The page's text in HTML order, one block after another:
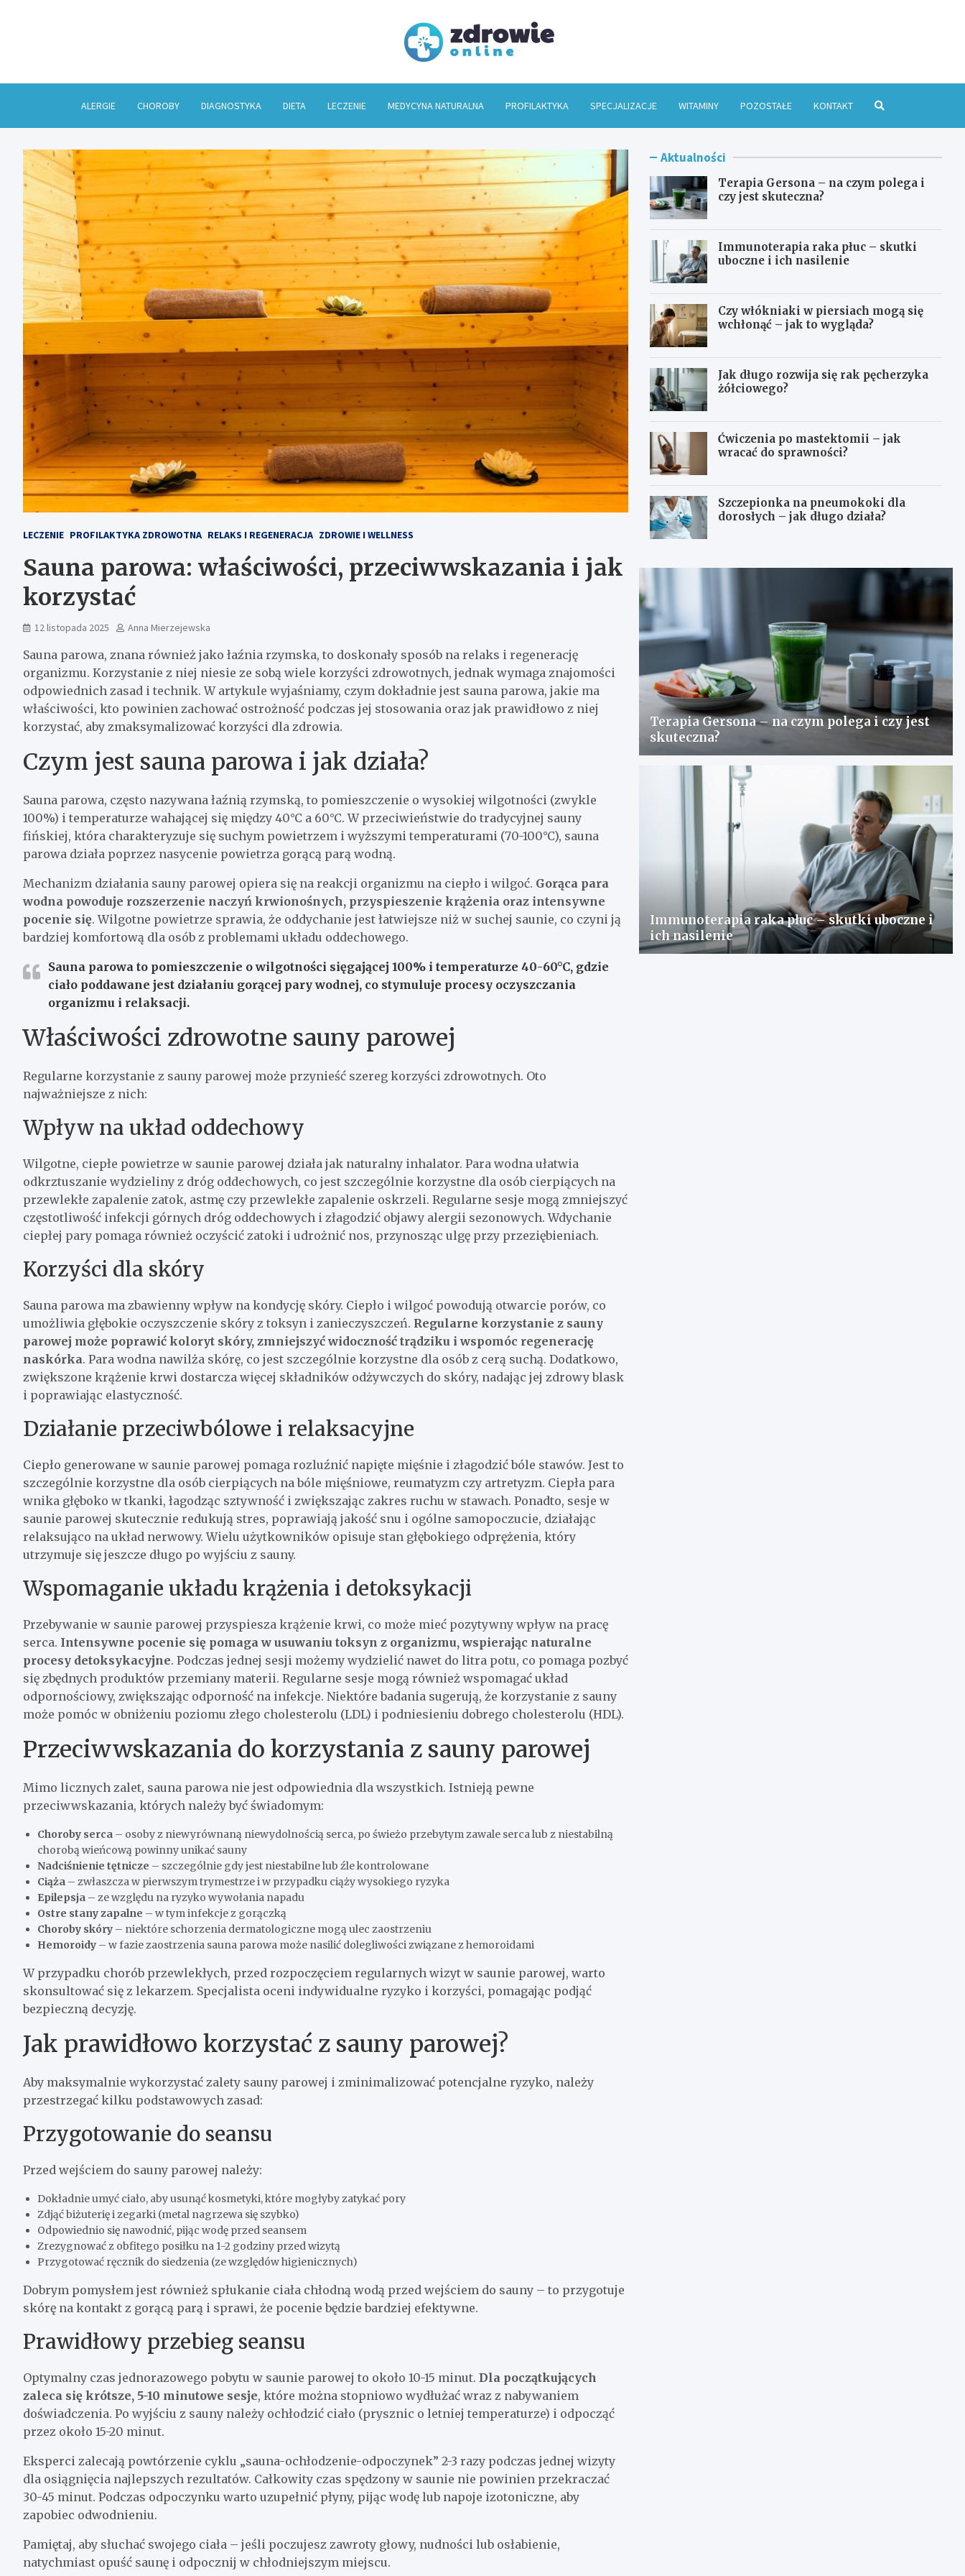
ALERGIE CHOROBY DIAGNOSTYKA DIETA LECZENIE MEDYCYNA NATURALNA PROFILAKTYKA SPECJALIZACJE WITAMINY POZOSTAŁE KONTAKT
LECZENIE PROFILAKTYKA ZDROWOTNA RELAKS I REGENERACJA ZDROWIE I WELLNESS
Sauna parowa: właściwości, przeciwwskazania i jak
korzystać
12 listopada 2025 Anna Mierzejewska
Sauna parowa, znana również jako łaźnia rzymska, to doskonały sposób na relaks i regenerację
organizmu. Korzystanie z niej niesie ze sobą wiele korzyści zdrowotnych, jednak wymaga znajomości
odpowiednich zasad i technik. W artykule wyjaśniamy, czym dokładnie jest sauna parowa, jakie ma
właściwości, kto powinien zachować ostrożność podczas jej stosowania oraz jak prawidłowo z niej
korzystać, aby zmaksymalizować korzyści dla zdrowia.
Czym jest sauna parowa i jak działa?
Sauna parowa, często nazywana łaźnią rzymską, to pomieszczenie o wysokiej wilgotności (zwykle
100%) i temperaturze wahającej się między 40°C a 60°C. W przeciwieństwie do tradycyjnej sauny
fińskiej, która charakteryzuje się suchym powietrzem i wyższymi temperaturami (70-100°C), sauna
parowa działa poprzez nasycenie powietrza gorącą parą wodną.
Mechanizm działania sauny parowej opiera się na reakcji organizmu na ciepło i wilgoć. Gorąca para
wodna powoduje rozszerzenie naczyń krwionośnych, przyspieszenie krążenia oraz intensywne
pocenie się. Wilgotne powietrze sprawia, że oddychanie jest łatwiejsze niż w suchej saunie, co czyni ją
bardziej komfortową dla osób z problemami układu oddechowego.
Sauna parowa to pomieszczenie o wilgotności sięgającej 100% i temperaturze 40-60°C, gdzie
ciało poddawane jest działaniu gorącej pary wodnej, co stymuluje procesy oczyszczania
organizmu i relaksacji.
Właściwości zdrowotne sauny parowej
Regularne korzystanie z sauny parowej może przynieść szereg korzyści zdrowotnych. Oto
najważniejsze z nich:
Wpływ na układ oddechowy
Wilgotne, ciepłe powietrze w saunie parowej działa jak naturalny inhalator. Para wodna ułatwia
odkrztuszanie wydzieliny z dróg oddechowych, co jest szczególnie korzystne dla osób cierpiących na
przewlekłe zapalenie zatok, astmę czy przewlekłe zapalenie oskrzeli. Regularne sesje mogą zmniejszyć
częstotliwość infekcji górnych dróg oddechowych i złagodzić objawy alergii sezonowych. Wdychanie
ciepłej pary pomaga również oczyścić zatoki i udrożnić nos, przynosząc ulgę przy przeziębieniach.
Korzyści dla skóry
Sauna parowa ma zbawienny wpływ na kondycję skóry. Ciepło i wilgoć powodują otwarcie porów, co
umożliwia głębokie oczyszczenie skóry z toksyn i zanieczyszczeń. Regularne korzystanie z sauny
parowej może poprawić koloryt skóry, zmniejszyć widoczność trądziku i wspomóc regenerację
naskórka. Para wodna nawilża skórę, co jest szczególnie korzystne dla osób z cerą suchą. Dodatkowo,
zwiększone krążenie krwi dostarcza więcej składników odżywczych do skóry, nadając jej zdrowy blask
i poprawiając elastyczność.
Działanie przeciwbólowe i relaksacyjne
Ciepło generowane w saunie parowej pomaga rozluźnić napięte mięśnie i złagodzić bóle stawów. Jest to
szczególnie korzystne dla osób cierpiących na bóle mięśniowe, reumatyzm czy artretyzm. Ciepła para
wnika głęboko w tkanki, łagodząc sztywność i zwiększając zakres ruchu w stawach. Ponadto, sesje w
saunie parowej skutecznie redukują stres, poprawiają jakość snu i ogólne samopoczucie, działając
relaksująco na układ nerwowy. Wielu użytkowników opisuje stan głębokiego odprężenia, który
utrzymuje się jeszcze długo po wyjściu z sauny.
Wspomaganie układu krążenia i detoksykacji
Przebywanie w saunie parowej przyspiesza krążenie krwi, co może mieć pozytywny wpływ na pracę
serca. Intensywne pocenie się pomaga w usuwaniu toksyn z organizmu, wspierając naturalne
procesy detoksykacyjne. Podczas jednej sesji możemy wydzielić nawet do litra potu, co pomaga pozbyć
się zbędnych produktów przemiany materii. Regularne sesje mogą również wspomagać układ
odpornościowy, zwiększając odporność na infekcje. Niektóre badania sugerują, że korzystanie z sauny
może pomóc w obniżeniu poziomu złego cholesterolu (LDL) i podniesieniu dobrego cholesterolu (HDL).
Przeciwwskazania do korzystania z sauny parowej
Mimo licznych zalet, sauna parowa nie jest odpowiednia dla wszystkich. Istnieją pewne
przeciwwskazania, których należy być świadomym:
Choroby serca – osoby z niewyrównaną niewydolnością serca, po świeżo przebytym zawale serca lub z niestabilną
chorobą wieńcową powinny unikać sauny
Nadciśnienie tętnicze – szczególnie gdy jest niestabilne lub źle kontrolowane
Ciąża – zwłaszcza w pierwszym trymestrze i w przypadku ciąży wysokiego ryzyka
Epilepsja – ze względu na ryzyko wywołania napadu
Ostre stany zapalne – w tym infekcje z gorączką
Choroby skóry – niektóre schorzenia dermatologiczne mogą ulec zaostrzeniu
Hemoroidy – w fazie zaostrzenia sauna parowa może nasilić dolegliwości związane z hemoroidami
W przypadku chorób przewlekłych, przed rozpoczęciem regularnych wizyt w saunie parowej, warto
skonsultować się z lekarzem. Specjalista oceni indywidualne ryzyko i korzyści, pomagając podjąć
bezpieczną decyzję.
Jak prawidłowo korzystać z sauny parowej?
Aby maksymalnie wykorzystać zalety sauny parowej i zminimalizować potencjalne ryzyko, należy
przestrzegać kilku podstawowych zasad:
Przygotowanie do seansu
Przed wejściem do sauny parowej należy:
Dokładnie umyć ciało, aby usunąć kosmetyki, które mogłyby zatykać pory
Zdjąć biżuterię i zegarki (metal nagrzewa się szybko)
Odpowiednio się nawodnić, pijąc wodę przed seansem
Zrezygnować z obfitego posiłku na 1-2 godziny przed wizytą
Przygotować ręcznik do siedzenia (ze względów higienicznych)
Dobrym pomysłem jest również spłukanie ciała chłodną wodą przed wejściem do sauny – to przygotuje
skórę na kontakt z gorącą parą i sprawi, że pocenie będzie bardziej efektywne.
Prawidłowy przebieg seansu
Optymalny czas jednorazowego pobytu w saunie parowej to około 10-15 minut. Dla początkujących
zaleca się krótsze, 5-10 minutowe sesje, które można stopniowo wydłużać wraz z nabywaniem
doświadczenia. Po wyjściu z sauny należy ochłodzić ciało (prysznic o letniej temperaturze) i odpocząć
przez około 15-20 minut.
Eksperci zalecają powtórzenie cyklu „sauna-ochłodzenie-odpoczynek” 2-3 razy podczas jednej wizyty
dla osiągnięcia najlepszych rezultatów. Całkowity czas spędzony w saunie nie powinien przekraczać
30-45 minut. Podczas odpoczynku warto uzupełnić płyny, pijąc wodę lub napoje izotoniczne, aby
zapobiec odwodnieniu.
Pamiętaj, aby słuchać swojego ciała – jeśli poczujesz zawroty głowy, nudności lub osłabienie,
natychmiast opuść saunę i odpocznij w chłodniejszym miejscu.
Aktualności
Terapia Gersona – na czym polega i
czy jest skuteczna?
Immunoterapia raka płuc – skutki
uboczne i ich nasilenie
Czy włókniaki w piersiach mogą się
wchłonąć – jak to wygląda?
Jak długo rozwija się rak pęcherzyka
żółciowego?
Ćwiczenia po mastektomii – jak
wracać do sprawności?
Szczepionka na pneumokoki dla
dorosłych – jak długo działa?
Terapia Gersona – na czym polega i czy jest
skuteczna?
Immunoterapia raka płuc – skutki uboczne i
ich nasilenie